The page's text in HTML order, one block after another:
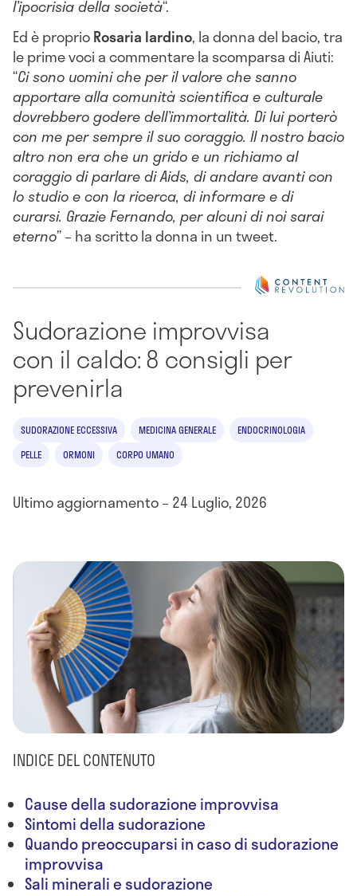
l’ipocrisia della società“.
Ed è proprioRosaria Iardino, la donna del bacio, tra
le prime voci a commentare la scomparsa di Aiuti:
“Ci sono uomini che per il valore che sanno
apportare alla comunità scientifica e culturale
dovrebbero godere dell’immortalità. Di lui porterò
con me per sempre il suo coraggio. Il nostro bacio
altro non era che un grido e un richiamo al
coraggio di parlare di Aids, di andare avanti con
lo studio e con la ricerca, di informare e di
curarsi. Grazie Fernando, per alcuni di noi sarai
eterno” – ha scritto la donna in un tweet.
Sudorazione improvvisa
con il caldo: 8 consigli per
prevenirla
SUDORAZIONE ECCESSIVA MEDICINA GENERALE
ENDOCRINOLOGIA
PELLE
ORMONI CORPO UMANO
Ultimo aggiornamento – 24 Luglio, 2026
INDICE DEL CONTENUTO
Cause della sudorazione improvvisa
Sintomi della sudorazione
Quando preoccuparsi in caso di sudorazione
improvvisa
Sali minerali e sudorazione